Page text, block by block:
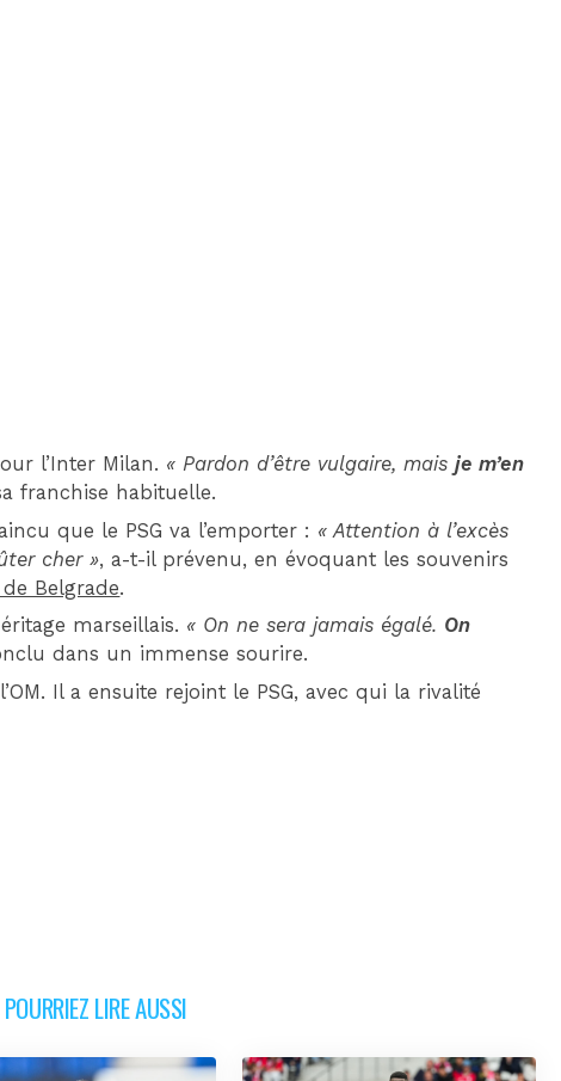
l’Inter Milan. « Pardon d’être vulgaire, maisje m’en
franchise habituelle.
que le PSG va l’emporter : « Attention à l’excès
cher », a-t-il prévenu, en évoquant les souvenirs
Belgrade.
marseillais. « On ne sera jamais égalé. On
dans un immense sourire.
Il a ensuite rejoint le PSG, avec qui la rivalité
LIRE AUSSI